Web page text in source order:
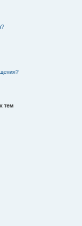
тем